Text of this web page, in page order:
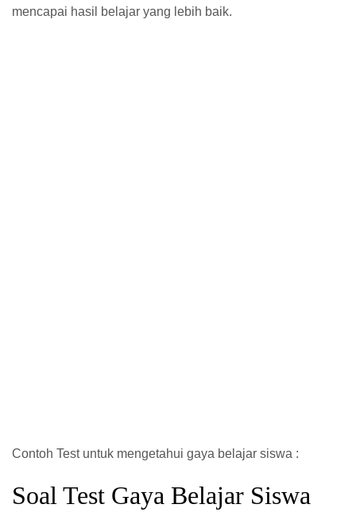
mencapai hasil belajar yang lebih baik.
Contoh Test untuk mengetahui gaya belajar siswa :